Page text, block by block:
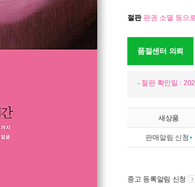
절판판권 소멸 등으
품절센터 의뢰
- 절판 확인일 :
새상품
판매알림 신청
중고 등록알림 신청